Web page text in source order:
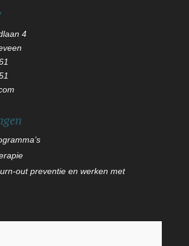
4
out preventie en werken met